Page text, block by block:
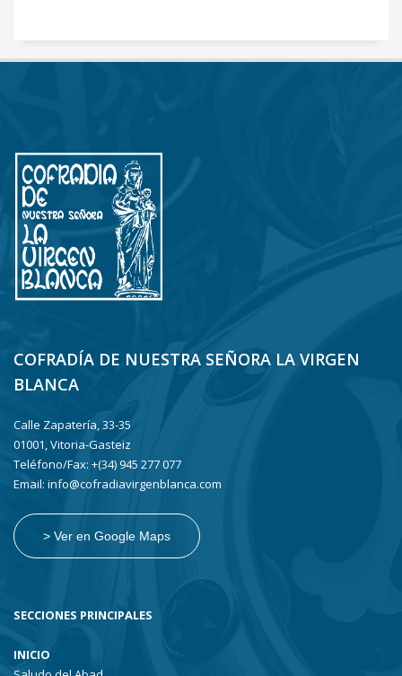
COFRADÍA DE NUESTRA SEÑORA LA VIRGEN
BLANCA
Calle Zapatería, 33-35
01001, Vitoria-Gasteiz
Teléfono/Fax: +(34) 945 277 077
Email: info@cofradiavirgenblanca.com
> Ver en Google Maps
SECCIONES PRINCIPALES
INICIO